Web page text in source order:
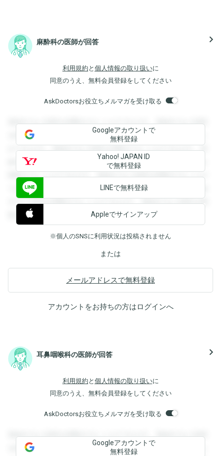
麻酔科の医師が回答 navigate_next
利用規約 と 個人情報の取り扱いに
同意のうえ、無料会員登録をしてください
AskDoctorsお役立ちメルマガを受け取る
登録すると回答を閲覧することができます。登録すると回答
を閲覧することができます。登録すると回答を閲覧すること
ができます。登録すると回答を閲覧することができます。登
録すると回答を閲覧することができます。登録すると回答を
閲覧することができます。登録すると回答を閲覧することが
できます。登録すると回答を閲覧することができます。登録
すると回答を閲覧することができます。登録すると回答を閲
覧することができます。
Googleアカウントで
無料登録
Yahoo! JAPAN ID
で無料登録
LINEで無料登録
Appleでサインアップ
※個人のSNSに利用状況は投稿されません
または
メールアドレスで無料登録
アカウントをお持ちの方はログインへ
耳鼻咽喉科の医師が回答 navigate_next
利用規約 と 個人情報の取り扱いに
同意のうえ、無料会員登録をしてください
AskDoctorsお役立ちメルマガを受け取る
登録すると回答を閲覧することができます。登録すると回答
を閲覧することができます。登録すると回答を閲覧すること
Googleアカウントで
無料登録